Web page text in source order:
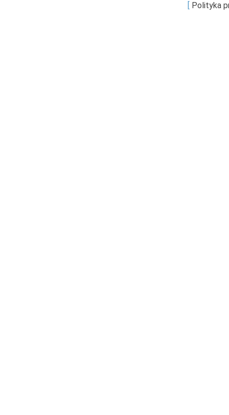
[ Polityka